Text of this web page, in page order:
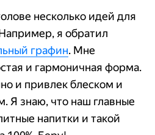
несколько идей для
я обратил
графин. Мне
и гармоничная форма.
и привлек блеском и
Я знаю, что наш главные
напитки и такой